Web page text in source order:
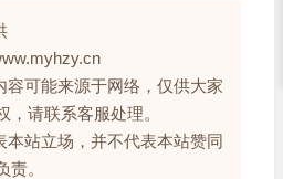
容可能来源于网络，仅供大家
请联系客服处理。
本站立场，并不代表本站赞同
。